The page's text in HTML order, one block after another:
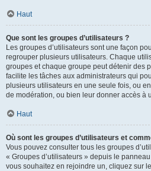
Haut
Que sont les groupes d’utilisateurs ?
Les groupes d’utilisateurs sont une façon
regrouper plusieurs utilisateurs. Chaque
groupes et chaque groupe peut détenir des
facilite les tâches aux administrateurs qui
plusieurs utilisateurs en une seule fois, ou
de modération, ou bien leur donner accès à
Haut
Où sont les groupes d’utilisateurs et
Vous pouvez consulter tous les groupes
« Groupes d’utilisateurs » depuis le
vous souhaitez en rejoindre un, cliquez sur